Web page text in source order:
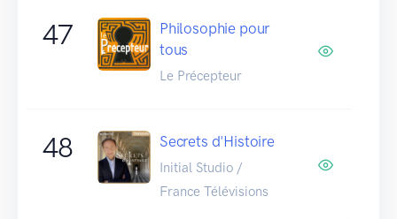
47
Philosophie pour
tous
Le Précepteur
48 Secrets d'Histoire
Initial Studio /
France Télévisions